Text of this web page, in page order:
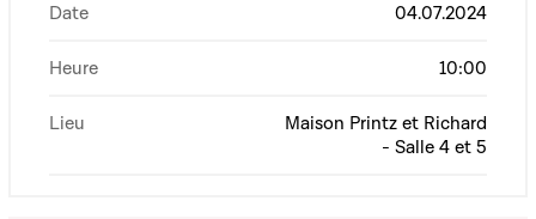
Date 04.07.2024
Heure 10:00
Lieu
Maison Printz et Richard
- Salle 4 et 5